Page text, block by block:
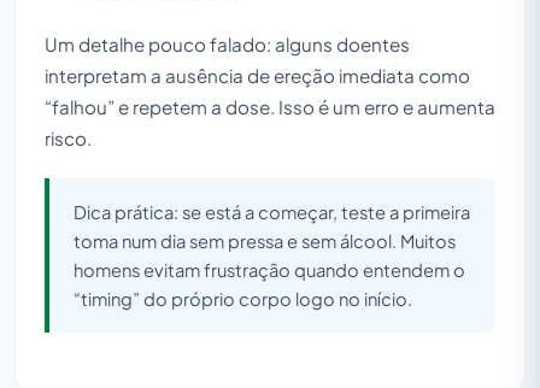
Um detalhe pouco falado: alguns doentes
interpretam a ausência de ereção imediata como
“falhou” e repetem a dose. Isso é um erro e aumenta
risco.
Dica prática: se está a começar, teste a primeira
toma num dia sem pressa e sem álcool. Muitos
homens evitam frustração quando entendem o
“timing” do próprio corpo logo no início.